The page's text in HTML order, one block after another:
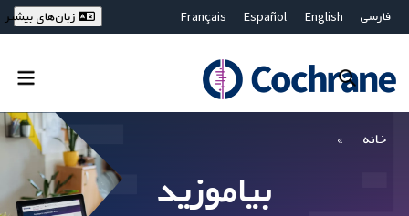
فارسی English
Español
Français
Bahasa Malaysia
ไทย
繁體中文
زبان‌های بیشتر
خانه
بیاموزید